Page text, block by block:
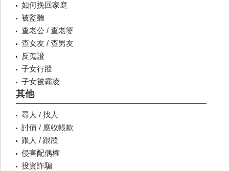
如何挽回家庭
被監聽
查老公 / 查老婆
查女友 / 查男友
反蒐證
子女行蹤
子女被霸凌
其他
尋人 / 找人
討債 / 應收帳款
跟人 / 跟蹤
侵害配偶權
投資詐騙